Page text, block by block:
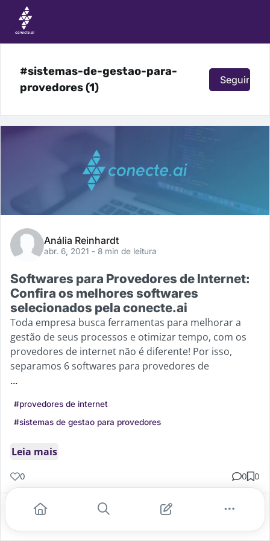
#sistemas-de-gestao-para-
provedores (1)
Seguir
Anália Reinhardt
abr. 6, 2021 - 8 min de leitura
Softwares para Provedores de Internet:
Confira os melhores softwares
selecionados pela conecte.ai
Toda empresa busca ferramentas para melhorar a
gestão de seus processos e otimizar tempo, com os
provedores de internet não é diferente! Por isso,
separamos 6 softwares para provedores de
...
#provedores de internet
#sistemas de gestao para provedores
Leia mais
0 0 0